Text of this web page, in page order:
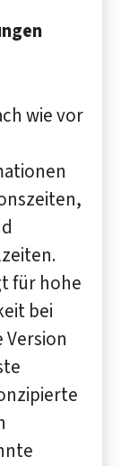
wie vor
für hohe
bei